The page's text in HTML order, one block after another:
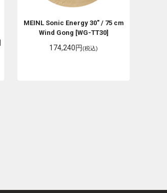
MEINL Sonic Energy 30" / 75 cm
Wind Gong [WG-TT30]
174,240円(税込)